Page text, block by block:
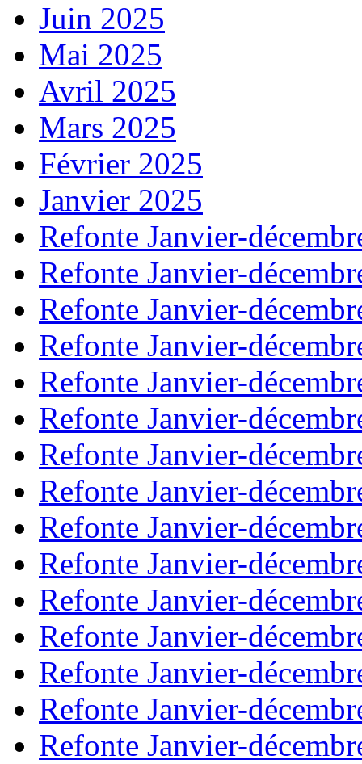
Juin 2025
Mai 2025
Avril 2025
Mars 2025
Février 2025
Janvier 2025
Refonte Janvier-
Refonte Janvier-
Refonte Janvier-
Refonte Janvier-
Refonte Janvier-
Refonte Janvier-
Refonte Janvier-
Refonte Janvier-
Refonte Janvier-
Refonte Janvier-
Refonte Janvier-
Refonte Janvier-
Refonte Janvier-
Refonte Janvier-
Refonte Janvier-